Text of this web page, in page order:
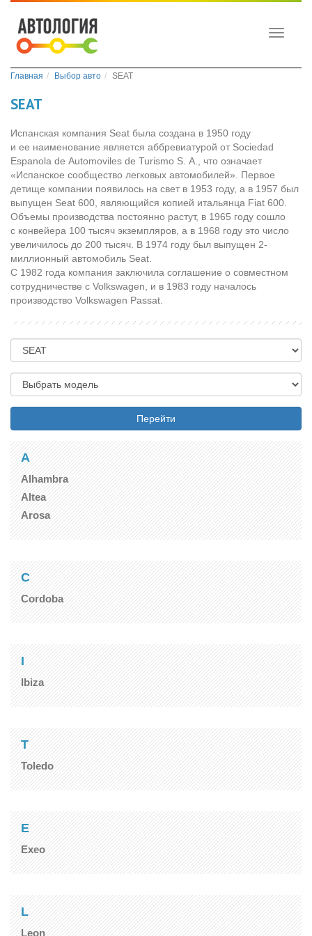
Toggle
Главная Выбор авто SEAT
SEAT
Испанская компания Seat была создана в 1950 году
и ее наименование является аббревиатурой от Sociedad
Espanola de Automoviles de Turismo S. A., что означает
«Испанское сообщество легковых автомобилей». Первое
детище компании появилось на свет в 1953 году, а в 1957 был
выпущен Seat 600, являющийся копией итальянца Fiat 600.
Объемы производства постоянно растут, в 1965 году сошло
с конвейера 100 тысяч экземпляров, а в 1968 году это число
увеличилось до 200 тысяч. В 1974 году был выпущен 2-
миллионный автомобиль Seat.
С 1982 года компания заключила соглашение о совместном
сотрудничестве с Volkswagen, и в 1983 году началось
производство Volkswagen Passat.
Перейти
A
Alhambra
Altea
Arosa
C
Cordoba
I
Ibiza
T
Toledo
E
Exeo
L
Leon